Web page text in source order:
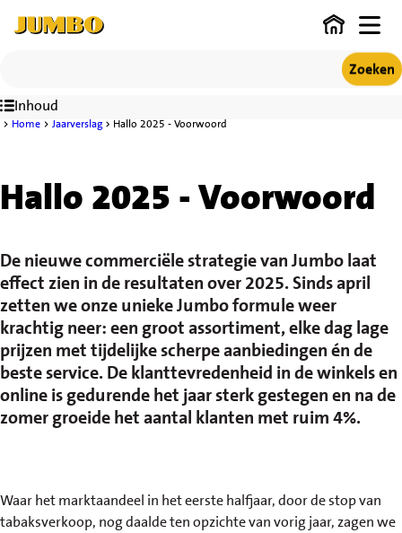
Back to homepage
Zoeken
Inhoud
Home Jaarverslag Hallo 2025 - Voorwoord
Hallo 2025 - Voorwoord
De nieuwe commerciële strategie van Jumbo laat
effect zien in de resultaten over 2025. Sinds april
zetten we onze unieke Jumbo formule weer
krachtig neer: een groot assortiment, elke dag lage
prijzen met tijdelijke scherpe aanbiedingen én de
beste service. De klanttevredenheid in de winkels en
online is gedurende het jaar sterk gestegen en na de
zomer groeide het aantal klanten met ruim 4%.
Waar het marktaandeel in het eerste halfjaar, door de stop van
tabaksverkoop, nog daalde ten opzichte van vorig jaar, zagen we